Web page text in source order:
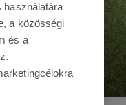
használatára
a közösségi
és a